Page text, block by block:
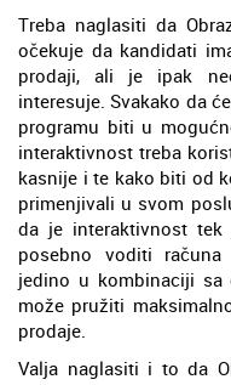
Treba naglasiti da
očekuje da kandidati
prodaji, ali je ipak
interesuje. Svakako da
programu biti u
interaktivnost treba
kasnije i te kako biti od
primenjivali u svom
da je interaktivnost
posebno voditi
jedino u kombinaciji sa
može pružiti
prodaje.
Valja naglasiti i to da